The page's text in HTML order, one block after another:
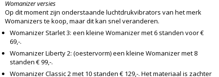
Womanizer versies
Op dit moment zijn onderstaande luchtdrukvibrators van het merk
Womanizers te koop, maar dit kan snel veranderen.
Womanizer Starlet 3: een kleine Womanizer met 6 standen voor €
69,-.
Womanizer Liberty 2: (oestervorm) een kleine Womanizer met 8
standen € 99,-.
Womanizer Classic 2 met 10 standen € 129,-. Het materiaal is zachter